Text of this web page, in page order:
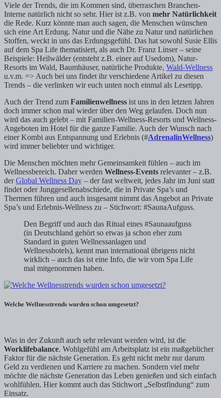
Viele der Trends, die im Kommen sind, überraschen Branchen-
Interne natürlich nicht so sehr. Hier ist z.B. von mehr Natürlichkeit
die Rede. Kurz könnte man auch sagen, die Menschen wünschen
sich eine Art Erdung. Natur und die Nähe zu Natur und natürlichen
Stoffen, weckt in uns das Erdungsgefühl. Das hat sowohl Susie Ellis
auf dem Spa Life thematisiert, als auch Dr. Franz Linser – seine
Beispiele: Heilwälder (entsteht z.B. einer auf Usedom), Natur-
Resorts im Wald, Baumhäuser, natürliche Produkte, Wald-Wellness
u.v.m. => Auch bei uns findet ihr verschiedene Artikel zu diesen
Trends – die verlinken wir euch unten noch einmal als Lesetipp.
Auch der Trend zum Familienwellness ist uns in den letzten Jahren
doch immer schon mal wieder über den Weg gelaufen. Doch nun
wird das auch gelebt – mit Familien-Wellness-Resorts und Wellness-
Angeboten im Hotel für die ganze Familie. Auch der Wunsch nach
einer Kombi aus Entspannung und Erlebnis (#AdrenalinWellness)
wird immer beliebter und wichtiger.
Die Menschen möchten mehr Gemeinsamkeit fühlen – auch im
Wellnessbereich. Daher werden Wellness-Events relevanter – z.B.
derGlobal Wellness Day – der fast weltweit, jedes Jahr im Juni statt
findet oder Junggesellenabschiede, die in Private Spa’s und
Thermen führen und auch insgesamt nimmt das Angebot an Private
Spa’s und Erlebnis-Wellness zu – Stichwort: #SaunaAufguss.
Den Begriff und auch das Ritual eines #Saunaaufguss
(in Deutschland gehört so etwas ja schon eher zum
Standard in guten Wellnessanlagen und
Wellnesshotels), kennt man international übrigens nicht
wirklich – auch das ist eine Info, die wir vom Spa Life
mal mitgenommen haben.
Welche Wellnesstrends wurden schon umgesetzt?
Was in der Zukunft auch sehr relevant werden wird, ist die
Worklifebalance. Wohlgefühl am Arbeitsplatz ist ein maßgeblicher
Faktor für die nächste Generation. Es geht nicht mehr nur darum
Geld zu verdienen und Karriere zu machen. Sondern viel mehr
möchte die nächste Generation das Leben genießen und sich einfach
wohlfühlen. Hier kommt auch das Stichwort „Selbstfindung“ zum
Einsatz.